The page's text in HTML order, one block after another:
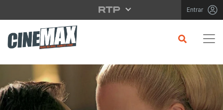
Saltar para o conteúdo principal Entrar